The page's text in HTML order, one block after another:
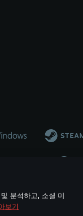
분석하고, 소셜 미
보기
개발 업체나 장비 제조
names are the property of